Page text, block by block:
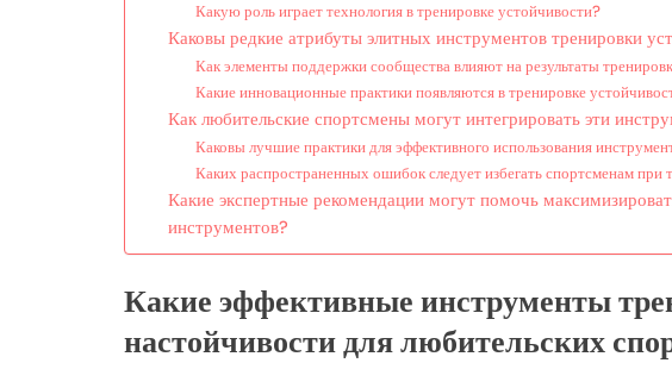
Какую роль играет технология в тренировке устойчивости?
Каковы редкие атрибуты элитных инструментов тренировки
Как элементы поддержки сообщества влияют на результаты
Какие инновационные практики появляются в тренировке
Как любительские спортсмены могут интегрировать эти
Каковы лучшие практики для эффективного использования
Каких распространенных ошибок следует избегать спортсменам при
Какие экспертные рекомендации могут помочь
инструментов?
Какие эффективные инструменты
настойчивости для любительских